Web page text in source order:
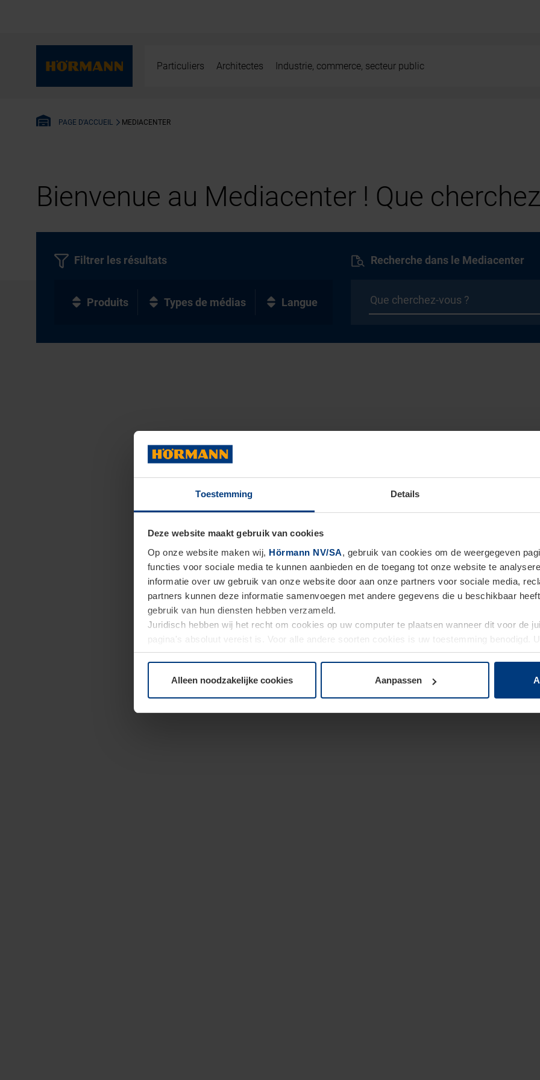
Toestemming Details
Deze website maakt gebruik van cookies
Op onze website maken wij, Hörmann NV/SA, gebruik van cookies om de weergegeven
functies voor sociale media te kunnen aanbieden en de toegang tot onze website te
informatie over uw gebruik van onze website door aan onze partners voor sociale media,
partners kunnen deze informatie samenvoegen met andere gegevens die u beschikbaar
gebruik van hun diensten hebben verzameld.
Juridisch hebben wij het recht om cookies op uw computer te plaatsen wanneer dit voor de
pagina's absoluut vereist is. Voor alle andere soorten cookies is uw toestemming benodigd.
moment bij de uitleg van de cookies op paginaPrivacyverklaringop onze website wijzigen
Alleen noodzakelijke cookies Aanpassen
Particuliers Architectes Industrie, commerce, secteur public
PAGE D'ACCUEIL MEDIACENTER
Bienvenue au Mediacenter ! Que
Recherche dans le Mediacenter
Filtrer les résultats
Produits Types de médias Langue